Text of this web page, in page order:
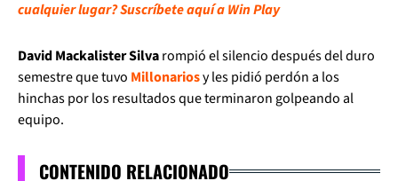
cualquier lugar? Suscríbete aquí a Win Play
David Mackalister Silvarompió el silencio después del duro
semestre que tuvo Millonariosy les pidió perdón a los
hinchas por los resultados que terminaron golpeando al
equipo.
CONTENIDO RELACIONADO